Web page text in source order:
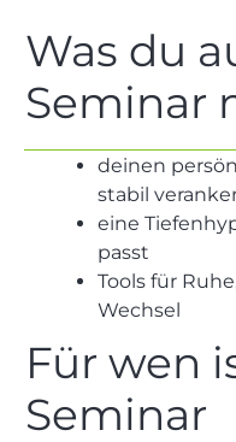
Was du
Seminar
deinen
stabil
eine
passt
Tools für
Wechsel
Für wen
Seminar